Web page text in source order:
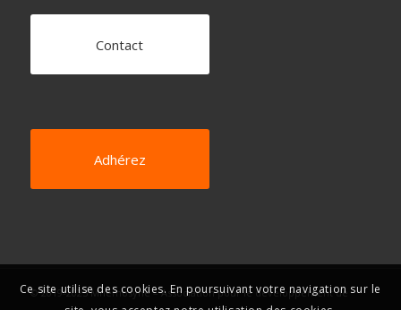
Contact
Adhérez
© 2019-2025 Mnémosyne – Association pour le développement de
Ce site utilise des cookies. En poursuivant votre navigation sur le